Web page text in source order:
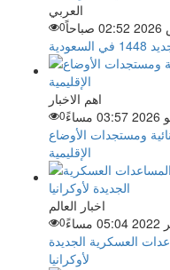
العربي
0
اهم الاخبار
0
ومستجدات الأوضاع
الإقليمية
اخبار العالم
0
المساعدات العسكرية الجديدة
لأوكرانيا